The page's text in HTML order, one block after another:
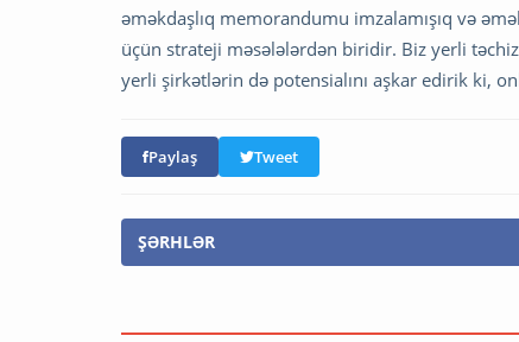
əməkdaşlıq memorandumu imzalamışıq və
üçün strateji məsələlərdən biridir. Biz yerli
yerli şirkətlərin də potensialını aşkar edirik ki,
Paylaş Tweet
ŞƏRHLƏR